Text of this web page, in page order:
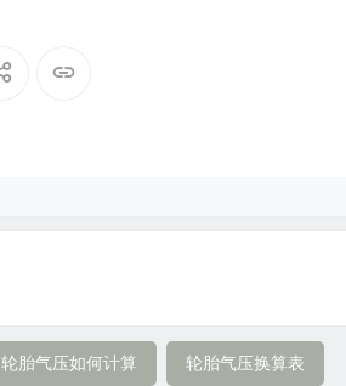
轮胎气压如何计算 轮胎气压换算表